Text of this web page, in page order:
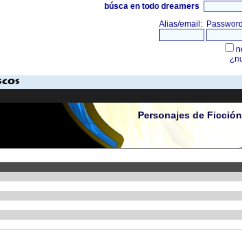
búsca en todo dreamers
Personajes de Ficción